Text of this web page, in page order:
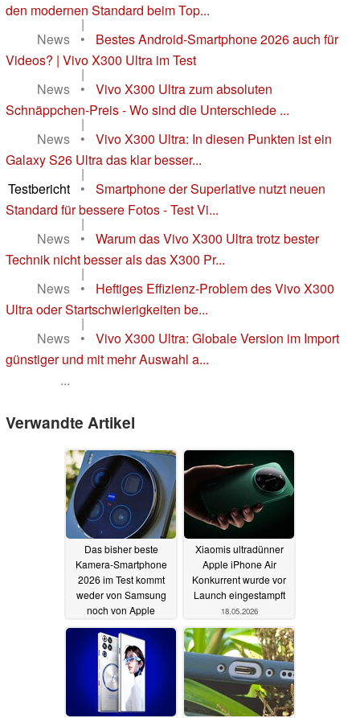
den modernen Standard beim Top...
|
News
•
Bestes Android-Smartphone 2026 auch für
Videos? | Vivo X300 Ultra im Test
|
News
•
Vivo X300 Ultra zum absoluten
Schnäppchen-Preis - Wo sind die Unterschiede ...
|
News
•
Vivo X300 Ultra: In diesen Punkten ist ein
Galaxy S26 Ultra das klar besser...
|
Testbericht
•
Smartphone der Superlative nutzt neuen
Standard für bessere Fotos - Test Vi...
|
News
•
Warum das Vivo X300 Ultra trotz bester
Technik nicht besser als das X300 Pr...
|
News
•
Heftiges Effizienz-Problem des Vivo X300
Ultra oder Startschwierigkeiten be...
|
News
•
Vivo X300 Ultra: Globale Version im Import
günstiger und mit mehr Auswahl a...
...
Verwandte Artikel
Das bisher beste
Kamera-Smartphone
2026 im Test kommt
weder von Samsung
noch von Apple
31.05.2026
Xiaomis ultradünner
Apple iPhone Air
Konkurrent wurde vor
Launch eingestampft
18.05.2026